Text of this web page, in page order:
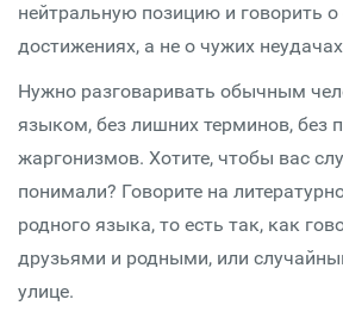
нейтральную позицию и говорить о
достижениях, а не о чужих
Нужно разговаривать обычным
языком, без лишних терминов, без
жаргонизмов. Хотите, чтобы вас
понимали? Говорите на
родного языка, то есть так, как
друзьями и родными, или
улице.